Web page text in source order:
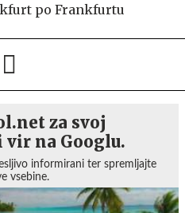
po Frankfurtu
za svoj
na Googlu.
informirani ter spremljajte
vsebine.